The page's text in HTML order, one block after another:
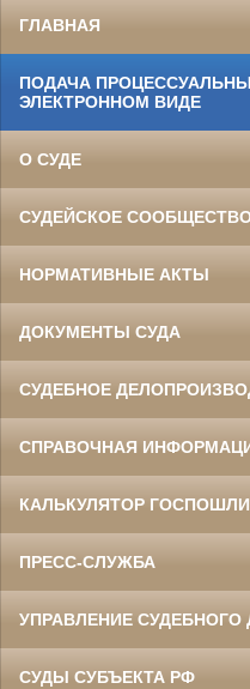
ГЛАВНАЯ
ПОДАЧА
ЭЛЕКТРОННОМ ВИДЕ
О СУДЕ
СУДЕЙСКОЕ
НОРМАТИВНЫЕ АКТЫ
ДОКУМЕНТЫ СУДА
СУДЕБНОЕ
СПРАВОЧНАЯ
КАЛЬКУЛЯТОР
ПРЕСС-СЛУЖБА
УПРАВЛЕНИЕ СУДЕБНОГО
СУДЫ СУБЪЕКТА РФ